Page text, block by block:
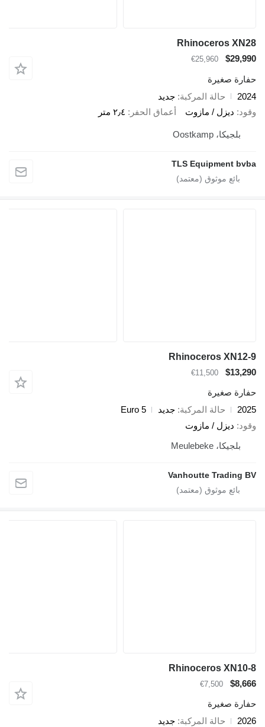
Rhinoceros XN28
$29,990
€25,960
حفارة صغيرة
2024
حالة المركبة جديد
وقود ديزل / مازوت أعماق الحفر ٢٫٤ متر
بلجيكا، Oostkamp
TLS Equipment bvba
Rhinoceros XN12-9
$13,290
€11,500
حفارة صغيرة
2025
حالة المركبة جديد
Euro 5
وقود ديزل / مازوت
بلجيكا، Meulebeke
Vanhoutte Trading BV
Rhinoceros XN10-8
$8,666
€7,500
حفارة صغيرة
2026
حالة المركبة جديد